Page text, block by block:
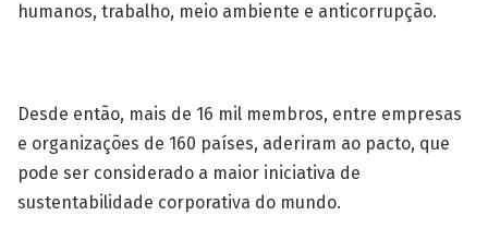
humanos, trabalho, meio ambiente e anticorrupção.
Desde então, mais de 16 mil membros, entre empresas
e organizações de 160 países, aderiram ao pacto, que
pode ser considerado a maior iniciativa de
sustentabilidade corporativa do mundo.